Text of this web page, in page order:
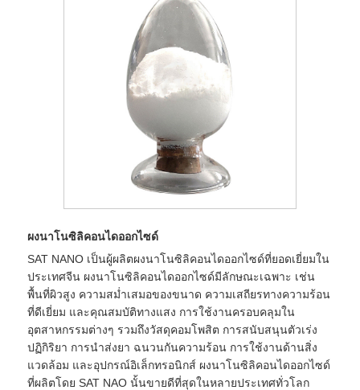
ผงนาโนซิลิคอนไดออกไซด์
SAT NANO เป็นผู้ผลิตผงนาโนซิลิคอนไดออกไซด์ที่ยอดเยี่ยมใน
ประเทศจีน ผงนาโนซิลิคอนไดออกไซด์มีลักษณะเฉพาะ เช่น
พื้นที่ผิวสูง ความสม่ำเสมอของขนาด ความเสถียรทางความร้อน
ที่ดีเยี่ยม และคุณสมบัติทางแสง การใช้งานครอบคลุมใน
อุตสาหกรรมต่างๆ รวมถึงวัสดุคอมโพสิต การสนับสนุนตัวเร่ง
ปฏิกิริยา การนำส่งยา ฉนวนกันความร้อน การใช้งานด้านสิ่ง
แวดล้อม และอุปกรณ์อิเล็กทรอนิกส์ ผงนาโนซิลิคอนไดออกไซด์
ที่ผลิตโดย SAT NAO นั้นขายดีที่สุดในหลายประเทศทั่วโลก